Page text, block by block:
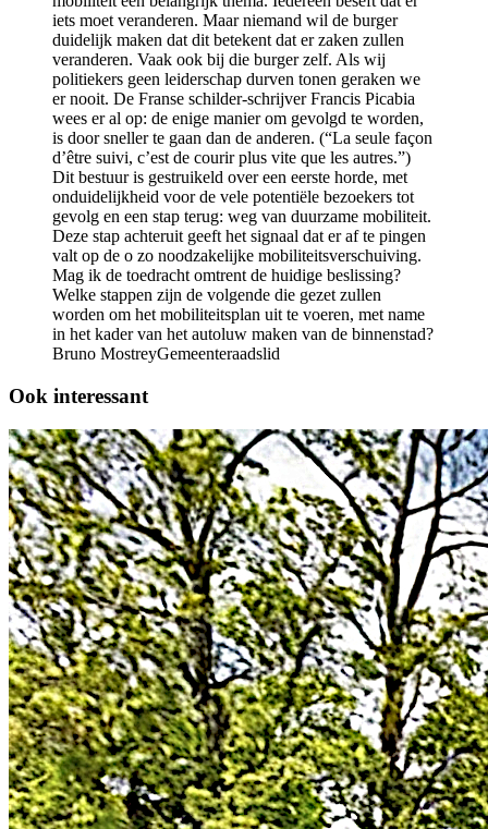
iets moet veranderen. Maar niemand wil de burger
duidelijk maken dat dit betekent dat er zaken zullen
veranderen. Vaak ook bij die burger zelf. Als wij
politiekers geen leiderschap durven tonen geraken we
er nooit. De Franse schilder-schrijver Francis Picabia
wees er al op: de enige manier om gevolgd te worden,
is door sneller te gaan dan de anderen. (“La seule façon
d’être suivi, c’est de courir plus vite que les autres.”)
Dit bestuur is gestruikeld over een eerste horde, met
onduidelijkheid voor de vele potentiële bezoekers tot
gevolg en een stap terug: weg van duurzame mobiliteit.
Deze stap achteruit geeft het signaal dat er af te pingen
valt op de o zo noodzakelijke mobiliteitsverschuiving.
Mag ik de toedracht omtrent de huidige beslissing?
Welke stappen zijn de volgende die gezet zullen
worden om het mobiliteitsplan uit te voeren, met name
in het kader van het autoluw maken van de binnenstad?
Bruno MostreyGemeenteraadslid
Ook interessant